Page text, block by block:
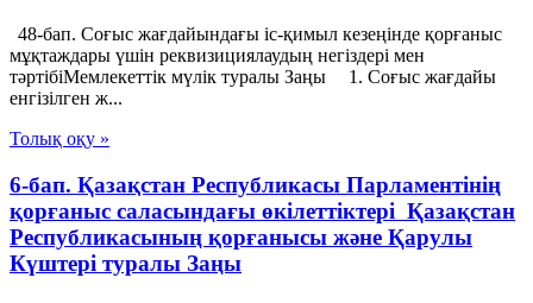
48-бап. Соғыс жағдайындағы іс-қимыл кезеңінде қорғаныс
мұқтаждары үшін реквизициялаудың негіздері мен
тәртібіМемлекеттік мүлік туралы Заңы 1. Соғыс жағдайы
енгізілген ж...
Толық оқу »
6-бап. Қазақстан Республикасы Парламентiнің
қорғаныс саласындағы өкілеттіктері Қазақстан
Республикасының қорғанысы және Қарулы
Күштері туралы Заңы